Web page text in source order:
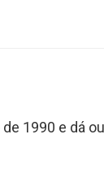
1990 e dá